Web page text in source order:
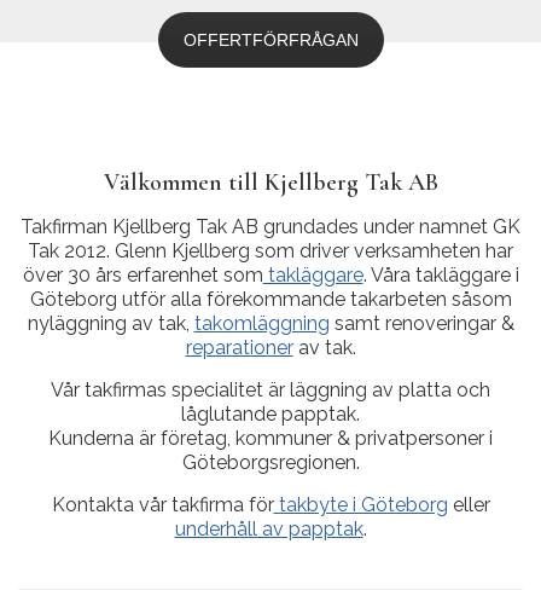
OFFERTFÖRFRÅGAN
Välkommen till Kjellberg Tak AB
Takfirman Kjellberg Tak AB grundades under namnet GK
Tak 2012. Glenn Kjellberg som driver verksamheten har
över 30 års erfarenhet som takläggare. Våra takläggare i
Göteborg utför alla förekommande takarbeten såsom
nyläggning av tak, takomläggning samt renoveringar &
reparationerav tak.
Vår takfirmas specialitet är läggning av platta och
låglutande papptak.
Kunderna är företag, kommuner & privatpersoner i
Göteborgsregionen.
Kontakta vår takfirma förtakbyte i Göteborg eller
underhåll av papptak.